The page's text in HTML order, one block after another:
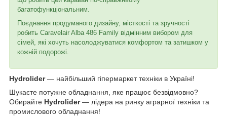
багатофункціональним.
Поєднання продуманого дизайну, місткості та зручності
робить Caravelair Alba 486 Family відмінним вибором для
сімей, які хочуть насолоджуватися комфортом та затишком у
кожній подорожі.
Hydrolider— найбільший гіпермаркет техніки в Україні!
Шукаєте потужне обладнання, яке працює безвідмовно?
Обирайте Hydrolider— лідера на ринку аграрної техніки та
промислового обладнання!